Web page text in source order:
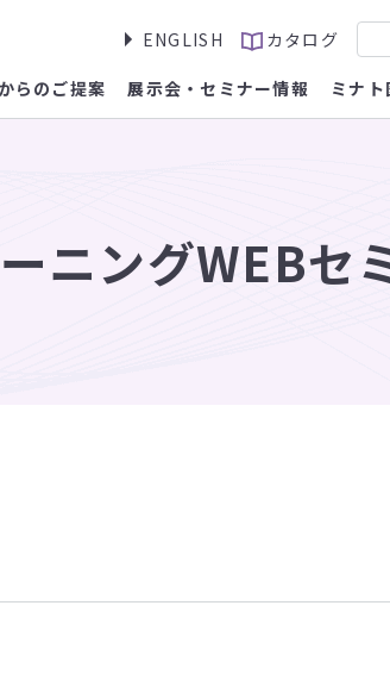
らのご提案 展示会・セミナー情報 ミナ
カタログ
ENGLISH
ニングWEBセ